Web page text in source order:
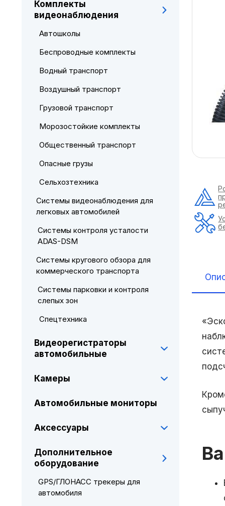
Комплекты
видеонаблюдения
Автошколы
Беспроводные комплекты
Водный транспорт
Воздушный транспорт
Грузовой транспорт
Морозостойкие комплекты
Общественный транспорт
Опасные грузы
Сельхозтехника
Системы видеонаблюдения для
легковых автомобилей
Системы контроля усталости
ADAS-DSM
Системы кругового обзора для
коммерческого транспорта
Системы парковки и контроля
слепых зон
Спецтехника
Видеорегистраторы
автомобильные
Камеры
Автомобильные мониторы
Аксессуары
Дополнительное
оборудование
GPS/ГЛОНАСС трекеры для
автомобиля